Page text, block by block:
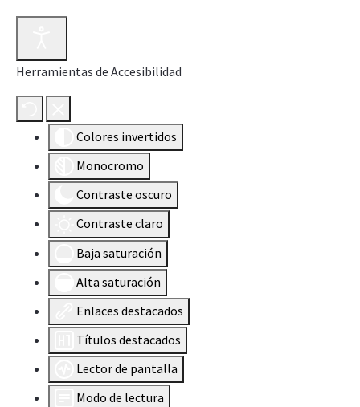
Herramientas de Accesibilidad
Colores invertidos
Monocromo
Contraste oscuro
Contraste claro
Baja saturación
Alta saturación
Enlaces destacados
Títulos destacados
Lector de pantalla
Modo de lectura